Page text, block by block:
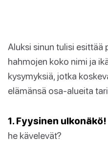
Aluksi sinun tulisi esittää
hahmojen koko nimi ja
kysymyksiä, jotka
elämänsä osa-alueita
1. Fyysinen ulkonäkö!
he kävelevät?